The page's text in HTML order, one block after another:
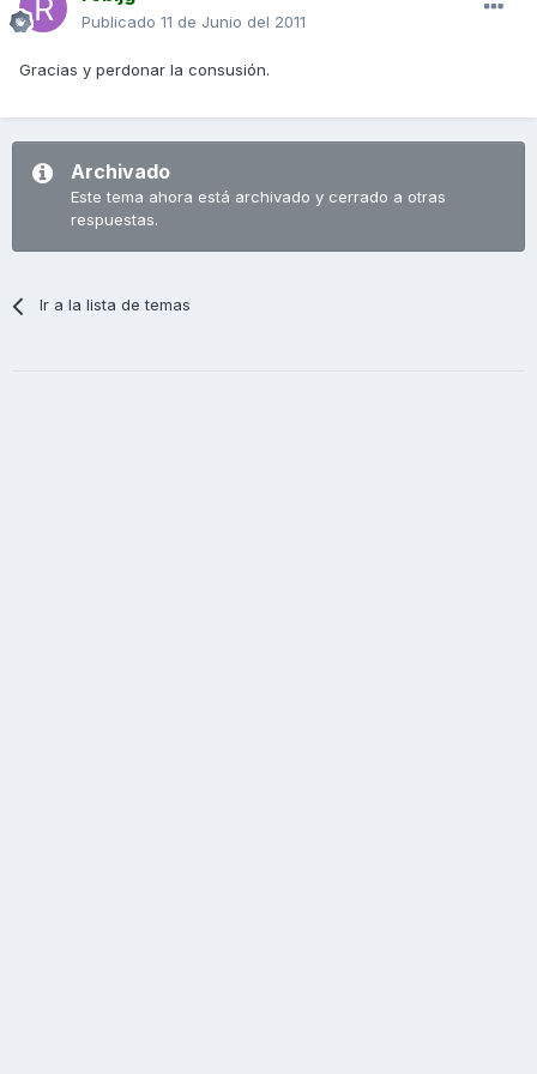
Publicado 11 de Junio del 2011
Gracias y perdonar la consusión.
Archivado
Este tema ahora está archivado y cerrado a otras
respuestas.
Ir a la lista de temas